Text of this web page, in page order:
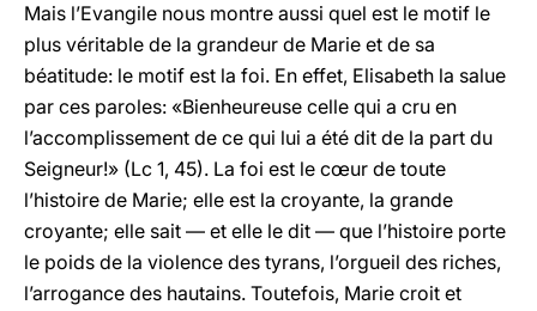
Mais l’Evangile nous montre aussi quel est le motif le
plus véritable de la grandeur de Marie et de sa
béatitude: le motif est la foi. En effet, Elisabeth la salue
par ces paroles: «Bienheureuse celle qui a cru en
l’accomplissement de ce qui lui a été dit de la part du
Seigneur!» (Lc 1, 45). La foi est le cœur de toute
l’histoire de Marie; elle est la croyante, la grande
croyante; elle sait — et elle le dit — que l’histoire porte
le poids de la violence des tyrans, l’orgueil des riches,
l’arrogance des hautains. Toutefois, Marie croit et